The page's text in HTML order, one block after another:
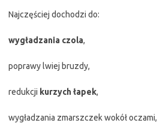
Najczęściej dochodzi do:
wygładzania czola,
poprawy lwiej bruzdy,
redukcji kurzych łapek,
wygładzania zmarszczek wokół oczami,